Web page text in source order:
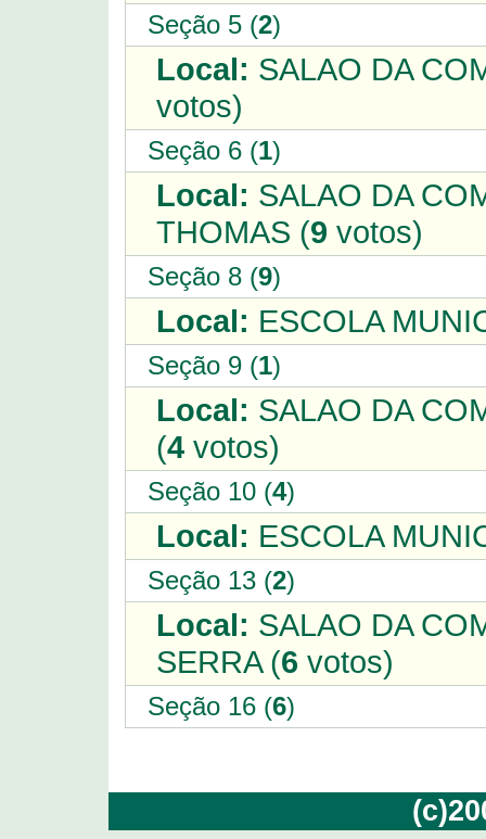
Seção 5 (2)
Local: SALAO DA
votos)
Seção 6 (1)
Local: SALAO DA
THOMAS (9 votos)
Seção 8 (9)
Local: ESCOLA
Seção 9 (1)
Local: SALAO DA
(4 votos)
Seção 10 (4)
Local: ESCOLA
Seção 13 (2)
Local: SALAO DA
SERRA (6 votos)
Seção 16 (6)